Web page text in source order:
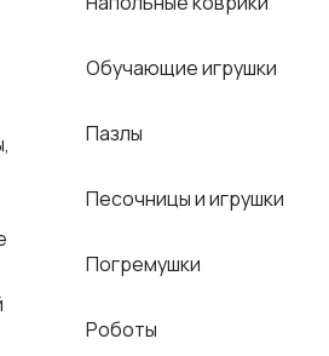
Обучающие игрушки
Пазлы
Песочницы и игрушки
Погремушки
Роботы